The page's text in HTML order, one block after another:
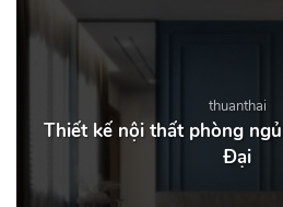
thuanthai
Thiết kế nội thất phòng
Đại